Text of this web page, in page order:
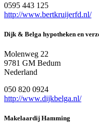
0595 443 125
http://www.bertkruijerfd.nl/
Dijk & Belga hypotheken en
Molenweg 22
9781 GM Bedum
Nederland
050 820 0924
http://www.dijkbelga.nl/
Makelaardij Hamming